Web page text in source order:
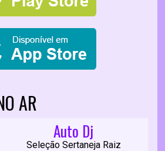
AR
Auto Dj
Seleção Sertaneja Raiz